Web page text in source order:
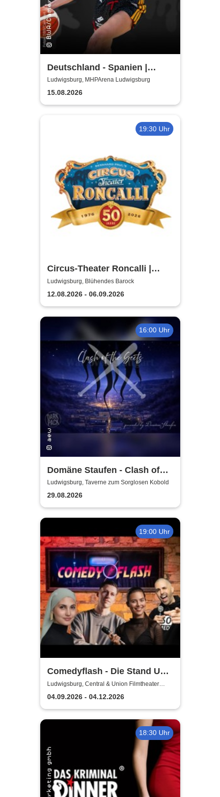
Deutschland - Spanien |
Damen Länderspiel
Ludwigsburg, MHPArena Ludwigsburg
15.08.2026
19:30 Uhr
Circus-Theater Roncalli |
Ludwigsburg
Ludwigsburg, Blühendes Barock
12.08.2026 - 06.09.2026
16:00 Uhr
Domäne Staufen - Clash of
the Sects 26/4
Ludwigsburg, Taverne zum Sorglosen Kobold
29.08.2026
19:00 Uhr
Comedyflash - Die Stand Up
Comedy Show in
Ludwigsburg
Ludwigsburg, Central & Union Filmtheater
Ludwigsburg
04.09.2026 - 04.12.2026
18:30 Uhr